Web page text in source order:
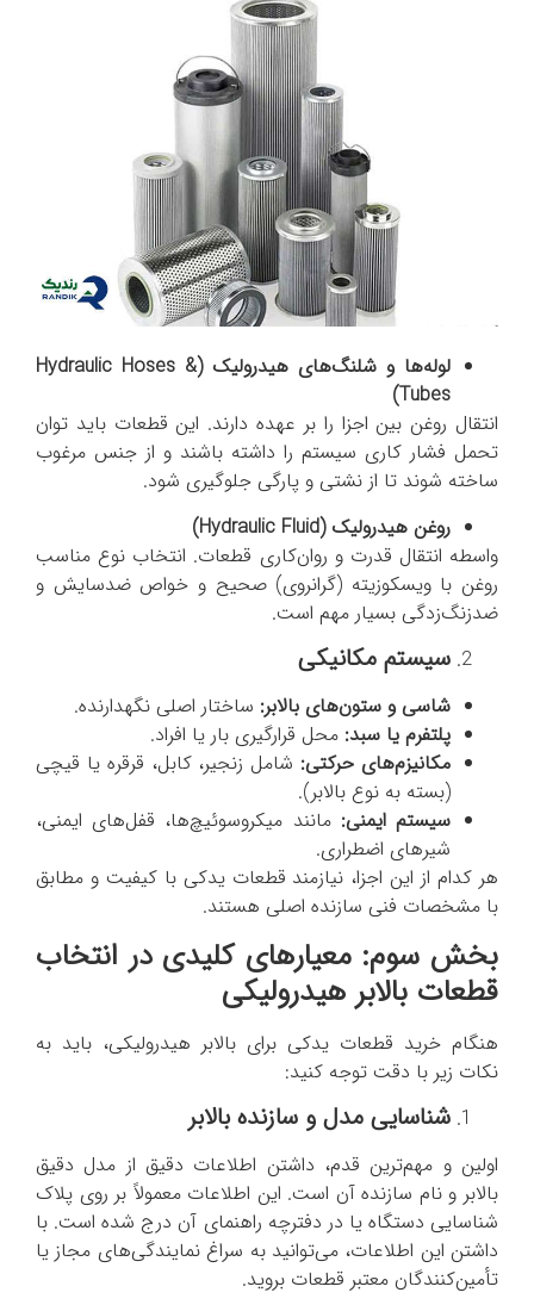
لوله‌ها و شلنگ‌های هیدرولیک ( Hydraulic Hoses &
Tubes
)
انتقال روغن بین اجزا را بر عهده دارند. این قطعات باید توان
تحمل فشار کاری سیستم را داشته باشند و از جنس مرغوب
ساخته شوند تا از نشتی و پارگی جلوگیری شود.
روغن هیدرولیک (Hydraulic Fluid
)
واسطه انتقال قدرت و روان‌کاری قطعات. انتخاب نوع مناسب
روغن با ویسکوزیته (گرانروی) صحیح و خواص ضدسایش و
ضدزنگ‌زدگی بسیار مهم است.
سیستم مکانیکی
شاسی و ستون‌های بالابر: ساختار اصلی نگهدارنده.
پلتفرم یا سبد: محل قرارگیری بار یا افراد.
مکانیزم‌های حرکتی: شامل زنجیر، کابل، قرقره یا قیچی
(بسته به نوع بالابر).
سیستم ایمنی: مانند میکروسوئیچ‌ها، قفل‌های ایمنی،
شیرهای اضطراری.
هر کدام از این اجزا، نیازمند قطعات یدکی با کیفیت و مطابق
با مشخصات فنی سازنده اصلی هستند.
بخش سوم: معیارهای کلیدی در انتخاب
قطعات بالابر هیدرولیکی
هنگام خرید قطعات یدکی برای بالابر هیدرولیکی، باید به
نکات زیر با دقت توجه کنید:
شناسایی مدل و سازنده بالابر
اولین و مهم‌ترین قدم، داشتن اطلاعات دقیق از مدل دقیق
بالابر و نام سازنده آن است. این اطلاعات معمولاً بر روی پلاک
شناسایی دستگاه یا در دفترچه راهنمای آن درج شده است. با
داشتن این اطلاعات، می‌توانید به سراغ نمایندگی‌های مجاز یا
تأمین‌کنندگان معتبر قطعات بروید.